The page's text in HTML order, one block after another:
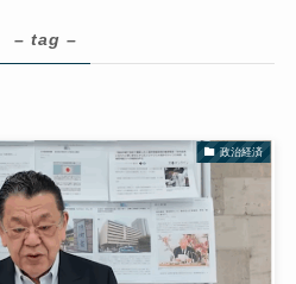
– tag –
政治経済